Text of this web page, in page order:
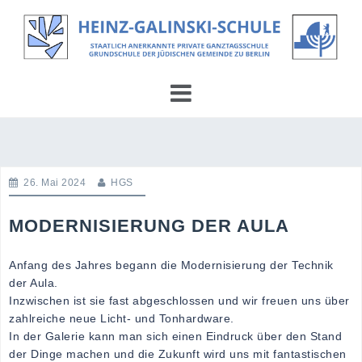
content
26. Mai 2024 HGS
MODERNISIERUNG DER AULA
Anfang des Jahres begann die Modernisierung der Technik
der Aula.
Inzwischen ist sie fast abgeschlossen und wir freuen uns über
zahlreiche neue Licht- und Tonhardware.
In der Galerie kann man sich einen Eindruck über den Stand
der Dinge machen und die Zukunft wird uns mit fantastischen